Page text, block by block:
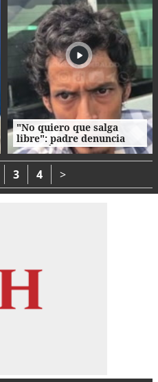
"No quiero que salga
libre": padre denuncia
agresión de su propio
hijo en La Ceiba
3 4 >